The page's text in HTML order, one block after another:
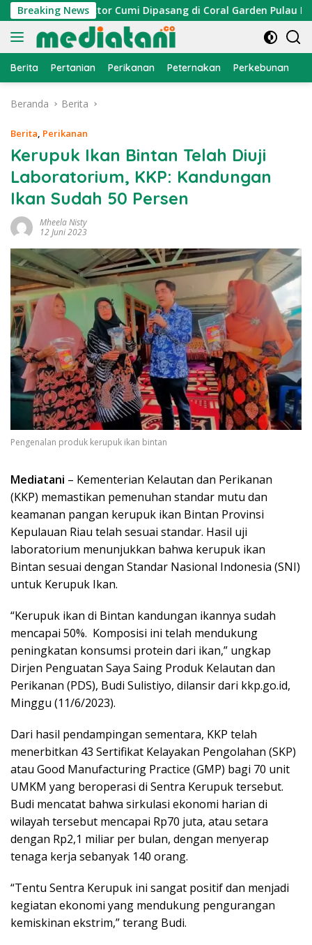
Langsung
ke
konten
Breaking News
Atraktor Cumi Dipasang di Coral Garden Pulau Barrang
Berita Pertanian Perikanan Peternakan Perkebunan
Beranda Berita
Berita, Perikanan
Kerupuk Ikan Bintan Telah Diuji
Laboratorium, KKP: Kandungan
Ikan Sudah 50 Persen
Mheela Nisty
12 Juni 2023
Pengenalan produk kerupuk ikan bintan
Mediatani – Kementerian Kelautan dan Perikanan
(KKP) memastikan pemenuhan standar mutu dan
keamanan pangan kerupuk ikan Bintan Provinsi
Kepulauan Riau telah sesuai standar. Hasil uji
laboratorium menunjukkan bahwa kerupuk ikan
Bintan sesuai dengan Standar Nasional Indonesia (SNI)
untuk Kerupuk Ikan.
“Kerupuk ikan di Bintan kandungan ikannya sudah
mencapai 50%. Komposisi ini telah mendukung
peningkatan konsumsi protein dari ikan,” ungkap
Dirjen Penguatan Saya Saing Produk Kelautan dan
Perikanan (PDS), Budi Sulistiyo, dilansir dari kkp.go.id,
Minggu (11/6/2023).
Dari hasil pendampingan sementara, KKP telah
menerbitkan 43 Sertifikat Kelayakan Pengolahan (SKP)
atau Good Manufacturing Practice (GMP) bagi 70 unit
UMKM yang beroperasi di Sentra Kerupuk tersebut.
Budi mencatat bahwa sirkulasi ekonomi harian di
wilayah tersebut mencapai Rp70 juta, atau setara
dengan Rp2,1 miliar per bulan, dengan menyerap
tenaga kerja sebanyak 140 orang.
“Tentu Sentra Kerupuk ini sangat positif dan menjadi
kegiatan ekonomi yang mendukung pengurangan
kemiskinan ekstrim,” terang Budi.